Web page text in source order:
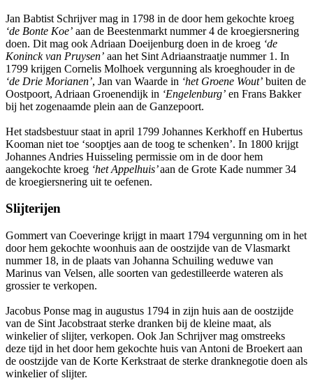
Jan Babtist Schrijver mag in 1798 in de door hem gekochte kroeg
‘de Bonte Koe’ aan de Beestenmarkt nummer 4 de kroegiersnering
doen. Dit mag ook Adriaan Doeijenburg doen in de kroeg ‘de
Koninck van Pruysen’ aan het Sint Adriaanstraatje nummer 1. In
1799 krijgen Cornelis Molhoek vergunning als kroeghouder in de
‘de Drie Morianen’, Jan van Waarde in ‘het Groene Wout’ buiten de
Oostpoort, Adriaan Groenendijk in ‘Engelenburg’ en Frans Bakker
bij het zogenaamde plein aan de Ganzepoort.
Het stadsbestuur staat in april 1799 Johannes Kerkhoff en Hubertus
Kooman niet toe ‘sooptjes aan de toog te schenken’. In 1800 krijgt
Johannes Andries Huisseling permissie om in de door hem
aangekochte kroeg ‘het Appelhuis’aan de Grote Kade nummer 34
de kroegiersnering uit te oefenen.
Slijterijen
Gommert van Coeveringe krijgt in maart 1794 vergunning om in het
door hem gekochte woonhuis aan de oostzijde van de Vlasmarkt
nummer 18, in de plaats van Johanna Schuiling weduwe van
Marinus van Velsen, alle soorten van gedestilleerde wateren als
grossier te verkopen.
Jacobus Ponse mag in augustus 1794 in zijn huis aan de oostzijde
van de Sint Jacobstraat sterke dranken bij de kleine maat, als
winkelier of slijter, verkopen. Ook Jan Schrijver mag omstreeks
deze tijd in het door hem gekochte huis van Antoni de Broekert aan
de oostzijde van de Korte Kerkstraat de sterke dranknegotie doen als
winkelier of slijter.